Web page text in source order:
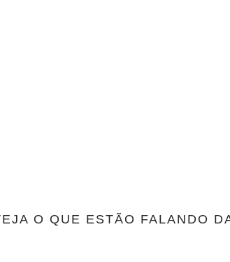
O QUE ESTÃO FALANDO